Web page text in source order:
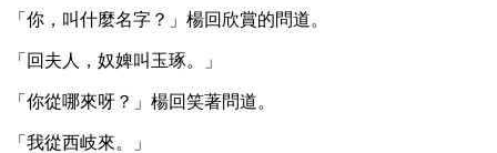
「你，叫什麼名字？」楊回欣賞的問道。
「回夫人，奴婢叫玉琢。」
「你從哪來呀？」楊回笑著問道。
「我從西岐來。」